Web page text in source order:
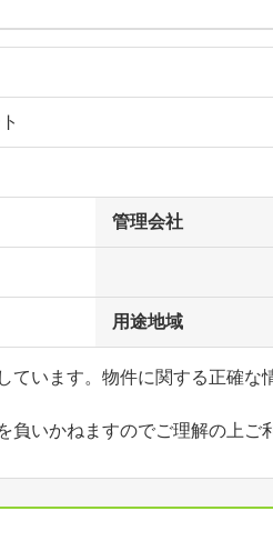
管理会社
用途地域
ています。物件に関する正確
いかねますのでご理解の上ご